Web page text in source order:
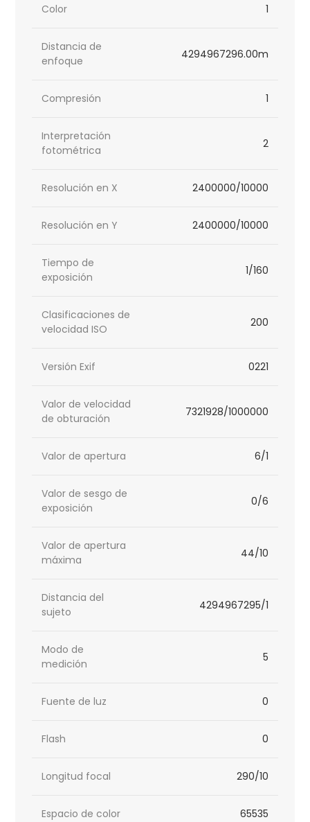
Color 1
Distancia de
enfoque
4294967296.00m
Compresión 1
Interpretación
fotométrica
2
Resolución en X 2400000/10000
Resolución en Y 2400000/10000
Tiempo de
exposición
1/160
Clasificaciones de
velocidad ISO
200
Versión Exif 0221
Valor de velocidad
de obturación
7321928/1000000
Valor de apertura 6/1
Valor de sesgo de
exposición
0/6
Valor de apertura
máxima
44/10
Distancia del
sujeto
4294967295/1
Modo de
medición
5
Fuente de luz 0
Flash 0
Longitud focal 290/10
Espacio de color 65535